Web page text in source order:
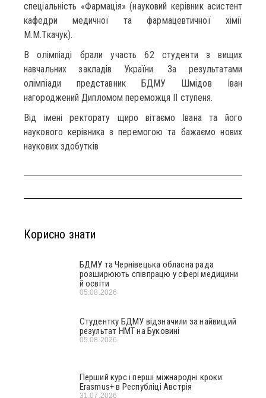
спеціальність «Фармація» (науковий керівник асистент
кафедри медичної та фармацевтичної хімії
М.М.Ткачук).
В олімпіаді брали участь 62 студенти з вищих
навчальних закладів України. За результатами
олімпіади представник БДМУ Шмідов Іван
нагороджений Дипломом переможця ІІ ступеня.
Від імені ректорату щиро вітаємо Івана та його
наукового керівника з перемогою та бажаємо нових
наукових здобутків
Корисно знати
БДМУ та Чернівецька обласна рада
розширюють співпрацю у сфері медицини
й освіти
05.08.2026
Студентку БДМУ відзначили за найвищий
результат НМТ на Буковині
05.08.2026
Перший курс і перші міжнародні кроки:
Erasmus+ в Республіці Австрія
31.07.2026